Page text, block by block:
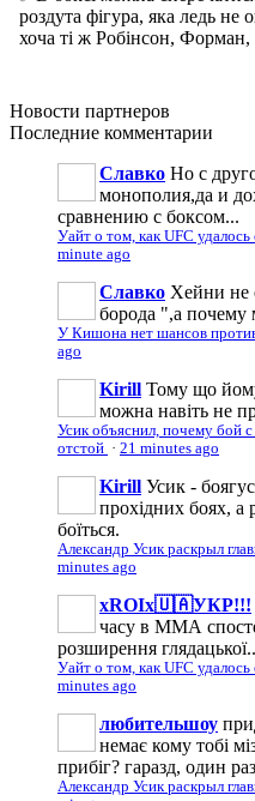
Новости партнеров
Последние комментарии
Славко Но с
монополия,да и
сравнению с боксом...
Уайт о том, как UFC
minute ago
Славко Хейни не
борода ",а
У Кишона нет шансов
ago
Kirill Тому що йому
можна навіть не
Усик объяснил, почему бой
отстой · 21 minutes ago
Kirill Усик -
прохідних боях, а
боїться.
Александр Усик раскрыл
minutes ago
xROIx🇺🇦УКР!!!
часу в ММА
розширення
Уайт о том, как UFC
minutes ago
любительшоу
немає кому тобі
прибіг? гаразд, один
Александр Усик раскрыл